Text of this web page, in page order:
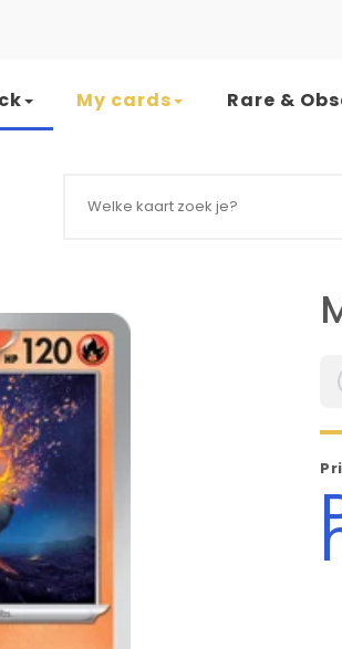
My cards Rare &